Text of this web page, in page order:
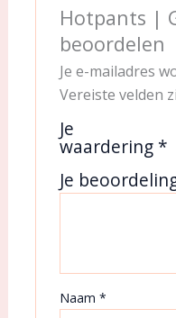
Hotpants |
beoordelen
Je e-mailadres
Vereiste velden
Je
waardering *
Je
Naam*